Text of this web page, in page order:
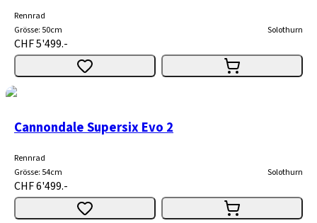
Rennrad
Grösse: 50cm Solothurn
CHF 5'499.-
Cannondale Supersix Evo 2
Rennrad
Grösse: 54cm Solothurn
CHF 6'499.-